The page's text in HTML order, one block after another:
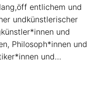
entlichem und
undkünstlerischer
und
Philosoph*innen und
und…